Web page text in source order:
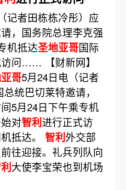
记者田栋栋冷彤）应
，国务院总理李克强
机抵达圣地亚哥国际
问…… 【财新网】
哥5月24日电（记者
统巴切莱特邀请，
5月24日下午乘专机
对智利进行正式访
抵达。 智利外交部
往迎接。礼兵列队向
大使李宝荣也到机场